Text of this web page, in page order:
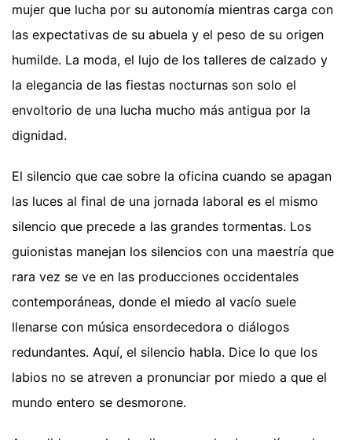
mujer que lucha por su autonomía mientras carga con
las expectativas de su abuela y el peso de su origen
humilde. La moda, el lujo de los talleres de calzado y
la elegancia de las fiestas nocturnas son solo el
envoltorio de una lucha mucho más antigua por la
dignidad.
El silencio que cae sobre la oficina cuando se apagan
las luces al final de una jornada laboral es el mismo
silencio que precede a las grandes tormentas. Los
guionistas manejan los silencios con una maestría que
rara vez se ve en las producciones occidentales
contemporáneas, donde el miedo al vacío suele
llenarse con música ensordecedora o diálogos
redundantes. Aquí, el silencio habla. Dice lo que los
labios no se atreven a pronunciar por miedo a que el
mundo entero se desmorone.